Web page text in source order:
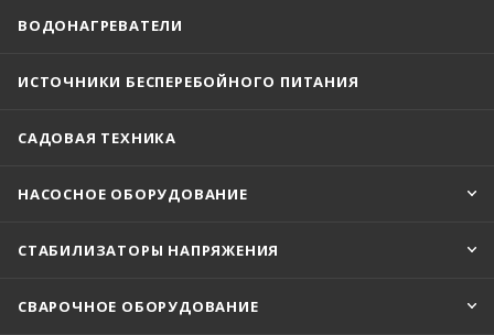
ВОДОНАГРЕВАТЕЛИ
ИСТОЧНИКИ БЕСПЕРЕБОЙНОГО ПИТАНИЯ
САДОВАЯ ТЕХНИКА
НАСОСНОЕ ОБОРУДОВАНИЕ
СТАБИЛИЗАТОРЫ НАПРЯЖЕНИЯ
СВАРОЧНОЕ ОБОРУДОВАНИЕ